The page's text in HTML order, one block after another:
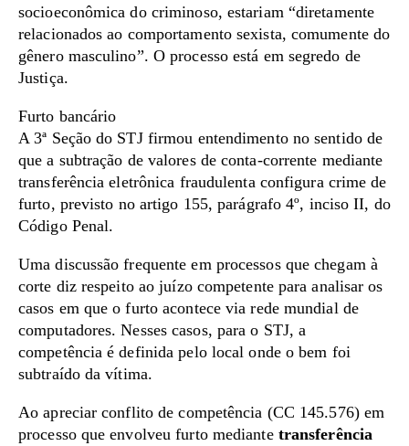
socioeconômica do criminoso, estariam “diretamente
relacionados ao comportamento sexista, comumente do
gênero masculino”. O processo está em segredo de
Justiça.
Furto bancário
A 3ª Seção do STJ firmou entendimento no sentido de
que a subtração de valores de conta-corrente mediante
transferência eletrônica fraudulenta configura crime de
furto, previsto no artigo 155, parágrafo 4º, inciso II, do
Código Penal.
Uma discussão frequente em processos que chegam à
corte diz respeito ao juízo competente para analisar os
casos em que o furto acontece via rede mundial de
computadores. Nesses casos, para o STJ, a
competência é definida pelo local onde o bem foi
subtraído da vítima.
Ao apreciar conflito de competência (CC 145.576) em
processo que envolveu furto mediante transferência